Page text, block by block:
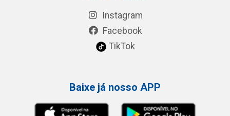
Instagram
Facebook
TikTok
Baixe já nosso APP